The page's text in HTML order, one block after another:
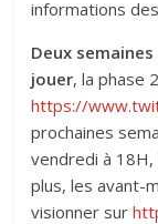
informations
Deux
jouer, la phase
https://
prochaines
vendredi à 18H,
plus, les avant-
visionner sur